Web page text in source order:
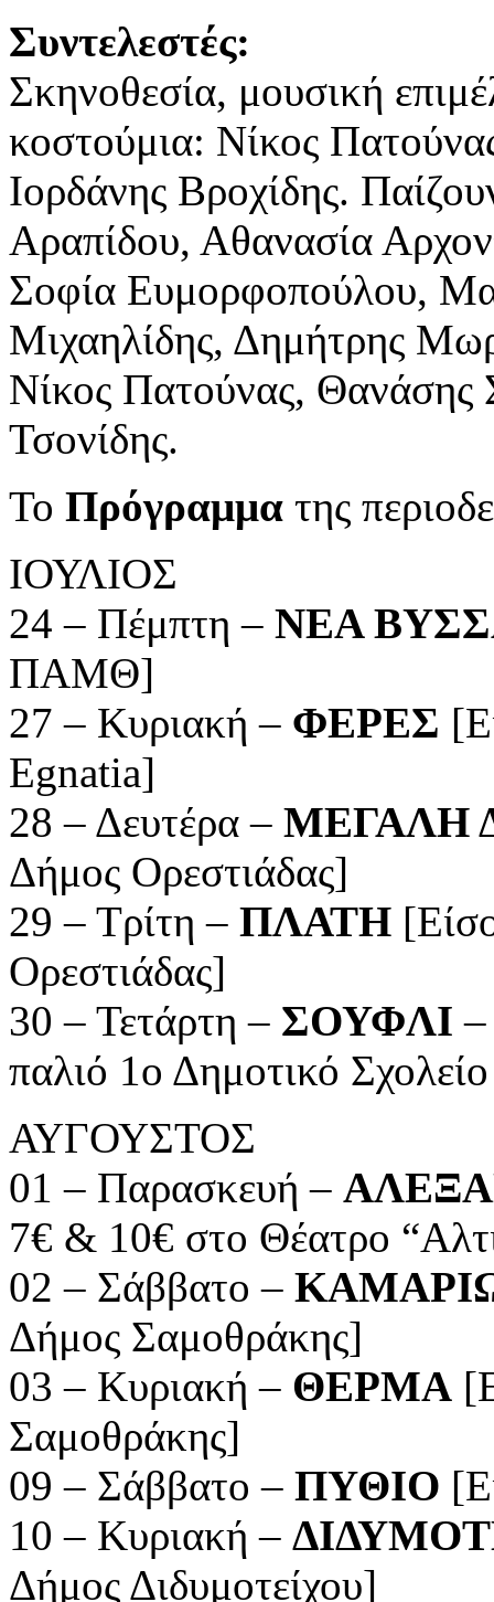
Συντελεστές:
Σκηνοθεσία, μουσική
κοστούμια: Νίκος
Ιορδάνης Βροχίδης.
Αραπίδου, Αθανασία
Σοφία Ευμορφοπούλου,
Μιχαηλίδης, Δημήτρης
Νίκος Πατούνας, Θανάσης
Τσονίδης.
Το Πρόγραμμα της
ΙΟΥΛΙΟΣ
24 – Πέμπτη – ΝΕΑ
ΠΑΜΘ]
27 – Κυριακή – ΦΕΡΕΣ
Egnatia]
28 – Δευτέρα – ΜΕΓΑΛΗ
Δήμος Ορεστιάδας]
29 – Τρίτη – ΠΛΑΤΗ
Ορεστιάδας]
30 – Τετάρτη – ΣΟΥΦΛΙ –
παλιό 1ο Δημοτικό Σχολείο
ΑΥΓΟΥΣΤΟΣ
01 – Παρασκευή –
7€ & 10€ στο Θέατρο
02 – Σάββατο –
Δήμος Σαμοθράκης]
03 – Κυριακή – ΘΕΡΜΑ
Σαμοθράκης]
09 – Σάββατο – ΠΥΘΙΟ
10 – Κυριακή –
Δήμος Διδυμοτείχου]